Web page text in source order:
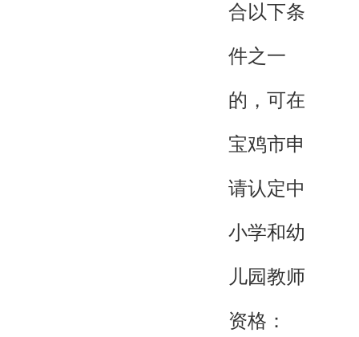
合以下条
件之一
的，可在
宝鸡市申
请认定中
小学和幼
儿园教师
资格：